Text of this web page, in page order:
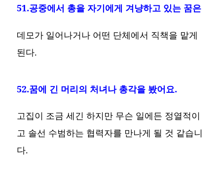
51.공중에서 총을 자기에게 겨냥하고 있는 꿈은
데모가 일어나거나 어떤 단체에서 직책을 맡게
된다.
52.꿈에 긴 머리의 처녀나 총각을 봤어요.
고집이 조금 세긴 하지만 무슨 일에든 정열적이
고 솔선 수범하는 협력자를 만나게 될 것 같습니
다.